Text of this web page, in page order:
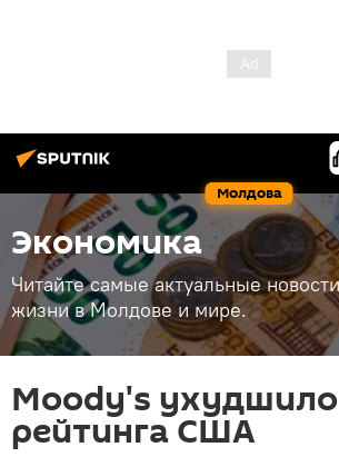
Молдова
Экономика
Читайте самые актуальные
жизни в Молдове и мире.
Moody's
рейтинга США